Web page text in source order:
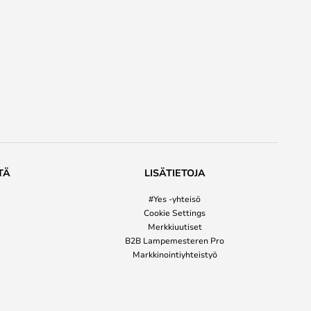
LISÄTIETOJA
#Yes -yhteisö
Cookie Settings
Merkkiuutiset
B2B Lampemesteren Pro
Markkinointiyhteistyö